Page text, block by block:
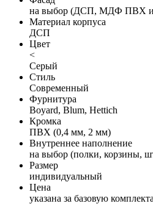
на выбор (ДСП, МДФ ПВХ и
Материал корпуса
ДСП
Цвет
<
Серый
Стиль
Современный
Фурнитура
Boyard, Blum, Hettich
Кромка
ПВХ (0,4 мм, 2 мм)
Внутреннее наполнение
на выбор (полки, корзины,
Размер
индивидуальный
Цена
указана за базовую